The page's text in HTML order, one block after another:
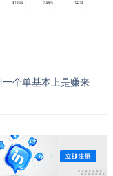
个单基本上是赚来